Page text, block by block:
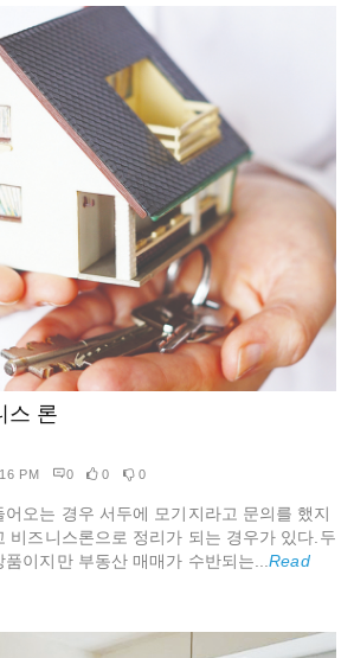
스 론
PM 0 0 0
오는 경우 서두에 모기지라고 문의를 했지
비즈니스론으로 정리가 되는 경우가 있다.두
품이지만 부동산 매매가 수반되는...Read